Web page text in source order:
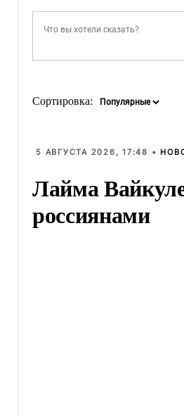
Сортировка:
5 АВГУСТА 2026, 17:48 •
Лайма
россиянами